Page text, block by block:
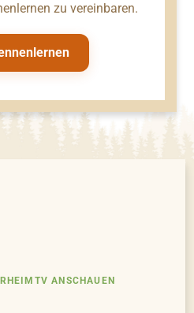
zu vereinbaren.
ANSCHAUEN